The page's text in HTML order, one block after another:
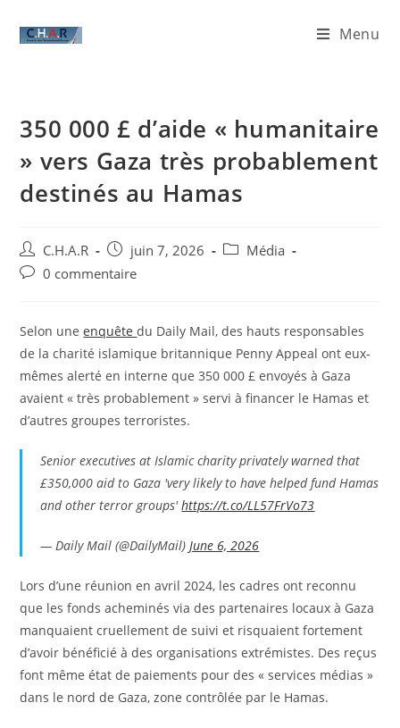
Menu
350 000 £ d’aide « humanitaire
» vers Gaza très probablement
destinés au Hamas
C.H.A.R juin 7, 2026
Média
0 commentaire
Selon uneenquêtedu Daily Mail, des hauts responsables
de la charité islamique britannique Penny Appeal ont eux-
mêmes alerté en interne que 350 000 £ envoyés à Gaza
avaient « très probablement » servi à financer le Hamas et
d’autres groupes terroristes.
Senior executives at Islamic charity privately warned that
£350,000 aid to Gaza 'very likely to have helped fund Hamas
and other terror groups'https://t.co/LL57FrVo73
— Daily Mail (@DailyMail)June 6, 2026
Lors d’une réunion en avril 2024, les cadres ont reconnu
que les fonds acheminés via des partenaires locaux à Gaza
manquaient cruellement de suivi et risquaient fortement
d’avoir bénéficié à des organisations extrémistes. Des reçus
font même état de paiements pour des « services médias »
dans le nord de Gaza, zone contrôlée par le Hamas.